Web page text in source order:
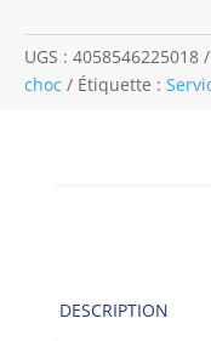
UGS : 4058546225018
choc
Étiquette :
DESCRIPTION